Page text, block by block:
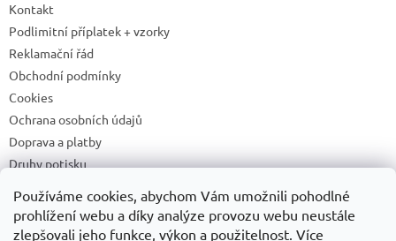
Používáme cookies, abychom Vám umožnili pohodlné
prohlížení webu a díky analýze provozu webu neustále
zlepšovali jeho funkce, výkon a použitelnost. Více
Kontakt
Podlimitní příplatek + vzorky
Reklamační řád
Obchodní podmínky
Cookies
Ochrana osobních údajů
Doprava a platby
Druhy potisku
Recyklační příspěvky a zpětný odběr elektrozařízení/baterií